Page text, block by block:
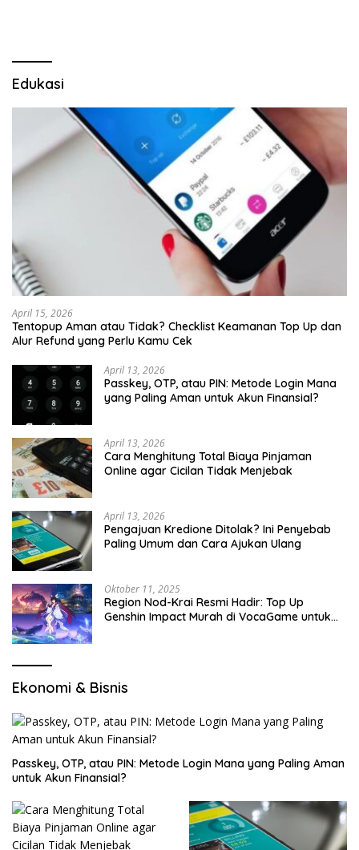
Edukasi
April 15, 2026
Tentopup Aman atau Tidak? Checklist Keamanan Top Up dan
Alur Refund yang Perlu Kamu Cek
April 13, 2026
Passkey, OTP, atau PIN: Metode Login Mana
yang Paling Aman untuk Akun Finansial?
April 13, 2026
Cara Menghitung Total Biaya Pinjaman
Online agar Cicilan Tidak Menjebak
April 13, 2026
Pengajuan Kredione Ditolak? Ini Penyebab
Paling Umum dan Cara Ajukan Ulang
Oktober 11, 2025
Region Nod-Krai Resmi Hadir: Top Up
Genshin Impact Murah di VocaGame untuk
Ekonomi & Bisnis
Passkey, OTP, atau PIN: Metode Login Mana yang Paling Aman
untuk Akun Finansial?